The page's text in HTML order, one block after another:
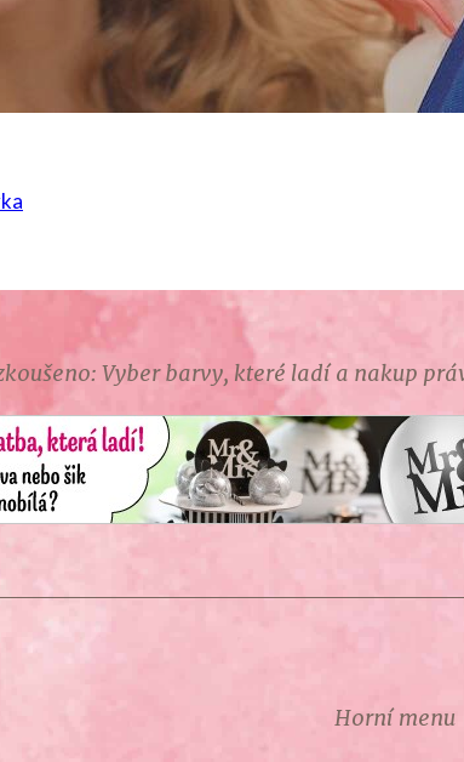
Vyber barvy, které ladí a nakup
Horní menu